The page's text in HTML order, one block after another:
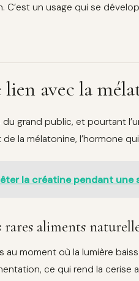
C’est un usage qui se
avec la
du grand public, et pourtant
la mélatonine, l’hormone
la créatine pendant une
rares aliments
moment où la lumière
ce qui rend la